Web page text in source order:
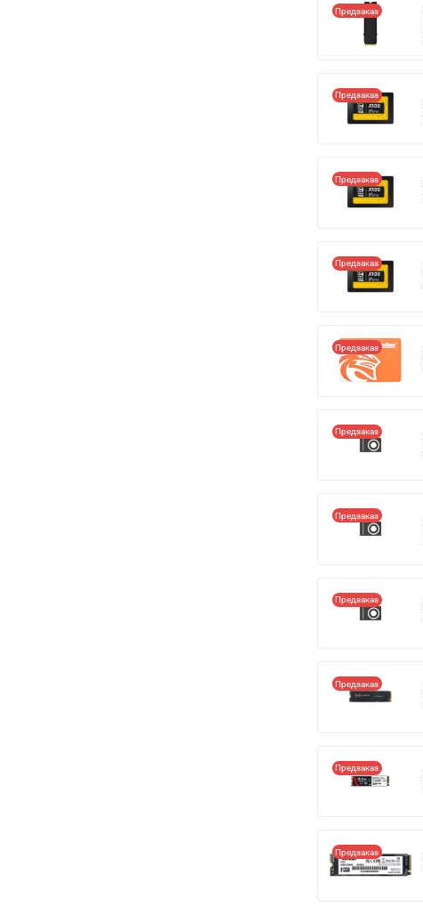
Предзаказ
Предзаказ
Предзаказ
Предзаказ
Предзаказ
Предзаказ
Предзаказ
Предзаказ
Предзаказ
Предзаказ
Предзаказ